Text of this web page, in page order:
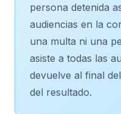
persona detenida
audiencias en la
una multa ni una
asiste a todas las
devuelve al final
del resultado.